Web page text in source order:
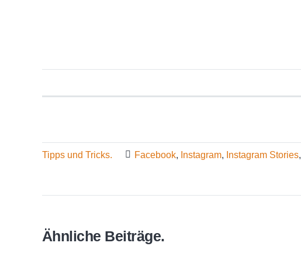
Tipps und Tricks. Facebook, Instagram, Instagram Stories,
Ähnliche Beiträge.